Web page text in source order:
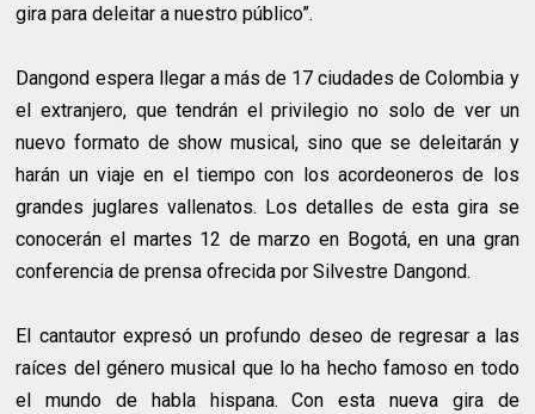
gira para deleitar a nuestro público”.
Dangond espera llegar a más de 17 ciudades de Colombia y
el extranjero, que tendrán el privilegio no solo de ver un
nuevo formato de show musical, sino que se deleitarán y
harán un viaje en el tiempo con los acordeoneros de los
grandes juglares vallenatos. Los detalles de esta gira se
conocerán el martes 12 de marzo en Bogotá, en una gran
conferencia de prensa ofrecida por Silvestre Dangond.
El cantautor expresó un profundo deseo de regresar a las
raíces del género musical que lo ha hecho famoso en todo
el mundo de habla hispana. Con esta nueva gira de